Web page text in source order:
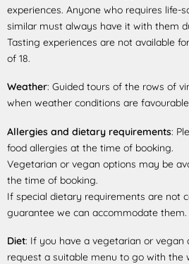
experiences. Anyone who requires life-
similar must always have it with them
Tasting experiences are not available
of 18.
Weather: Guided tours of the rows of
when weather conditions are
Allergies and dietary requirements:
food allergies at the time of booking.
Vegetarian or vegan options may be
the time of booking.
If special dietary requirements are not
guarantee we can accommodate them.
Diet: If you have a vegetarian or vegan
request a suitable menu to go with the